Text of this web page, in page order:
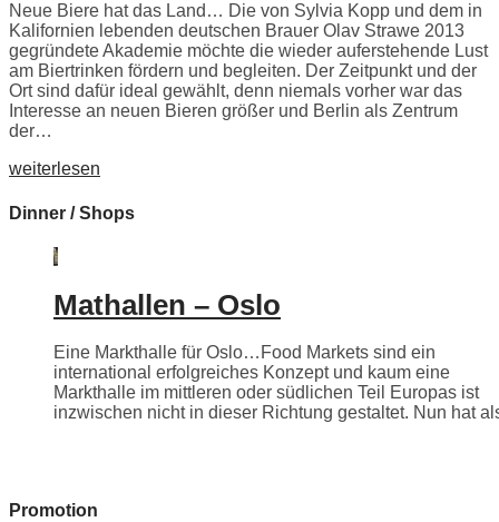
Neue Biere hat das Land… Die von Sylvia Kopp und dem in
Kalifornien lebenden deutschen Brauer Olav Strawe 2013
gegründete Akademie möchte die wieder auferstehende Lust
am Biertrinken fördern und begleiten. Der Zeitpunkt und der
Ort sind dafür ideal gewählt, denn niemals vorher war das
Interesse an neuen Bieren größer und Berlin als Zentrum
der…
weiterlesen
Dinner / Shops
Mathallen – Oslo
Eine Markthalle für Oslo…Food Markets sind ein
international erfolgreiches Konzept und kaum eine
Markthalle im mittleren oder südlichen Teil Europas ist
inzwischen nicht in dieser Richtung gestaltet. Nun hat
Promotion